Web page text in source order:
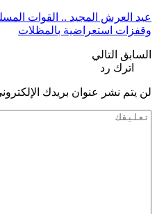
عيد العرش المجيد .. القوات
وقفزات استعراضية بالمظلات
السابق التالي
اترك رد
لن يتم نشر عنوان بريدك